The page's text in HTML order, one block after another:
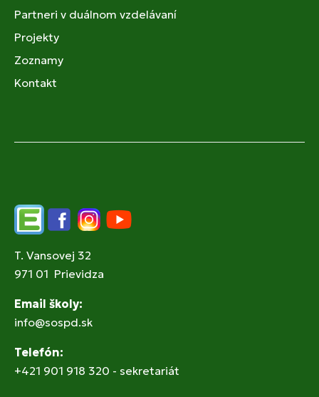
Partneri v duálnom vzdelávaní
Projekty
Zoznamy
Kontakt
EdupageFacebookInstagram
YouTube
T. Vansovej 32
971 01 Prievidza
Email školy:
info@sospd.sk
Telefón:
+421 901 918 320 - sekretariát